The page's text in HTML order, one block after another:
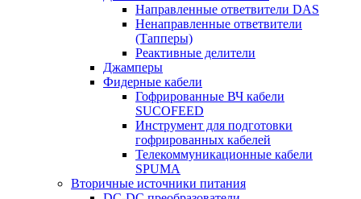
Направленные ответвители DAS
Ненаправленные ответвители
(Тапперы)
Реактивные делители
Джамперы
Фидерные кабели
Гофрированные ВЧ кабели
SUCOFEED
Инструмент для подготовки
гофрированных кабелей
Телекоммуникационные кабели
SPUMA
Вторичные источники питания